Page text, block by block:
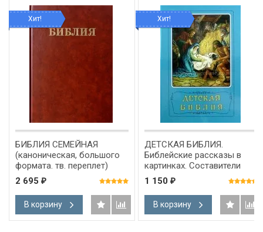
Хит!
БИБЛИЯ СЕМЕЙНАЯ
(каноническая, большого
формата. тв. переплет)
2 695 ₽
В корзину
Хит!
ДЕТСКАЯ БИБЛИЯ.
Библейские рассказы в
картинках. Составители
Борислав Арапович и Вера
Маттелмяки
1 150 ₽
В корзину